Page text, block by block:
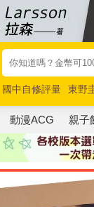
國中自修評量 東野
唯紅花綻放
奧德賽
動漫ACG 親子